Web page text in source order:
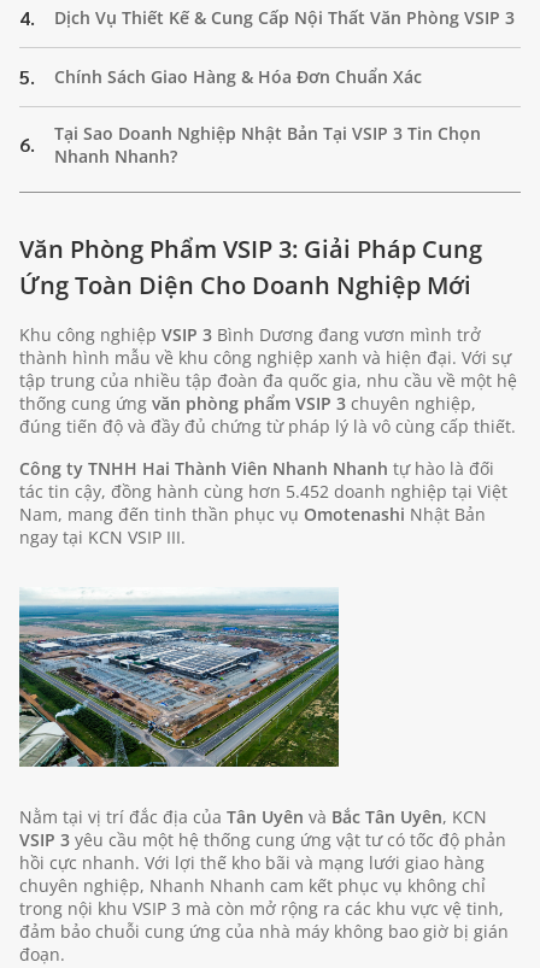
4. Dịch Vụ Thiết Kế & Cung Cấp Nội Thất Văn Phòng VSIP 3
5. Chính Sách Giao Hàng & Hóa Đơn Chuẩn Xác
6.
Tại Sao Doanh Nghiệp Nhật Bản Tại VSIP 3 Tin Chọn
Nhanh Nhanh?
Văn Phòng Phẩm VSIP 3: Giải Pháp Cung
Ứng Toàn Diện Cho Doanh Nghiệp Mới
Khu công nghiệp VSIP 3 Bình Dương đang vươn mình trở
thành hình mẫu về khu công nghiệp xanh và hiện đại. Với sự
tập trung của nhiều tập đoàn đa quốc gia, nhu cầu về một hệ
thống cung ứng văn phòng phẩm VSIP 3 chuyên nghiệp,
đúng tiến độ và đầy đủ chứng từ pháp lý là vô cùng cấp thiết.
Công ty TNHH Hai Thành Viên Nhanh Nhanh tự hào là đối
tác tin cậy, đồng hành cùng hơn 5.452 doanh nghiệp tại Việt
Nam, mang đến tinh thần phục vụ Omotenashi Nhật Bản
ngay tại KCN VSIP III.
Nằm tại vị trí đắc địa của Tân Uyên và Bắc Tân Uyên, KCN
VSIP 3 yêu cầu một hệ thống cung ứng vật tư có tốc độ phản
hồi cực nhanh. Với lợi thế kho bãi và mạng lưới giao hàng
chuyên nghiệp, Nhanh Nhanh cam kết phục vụ không chỉ
trong nội khu VSIP 3 mà còn mở rộng ra các khu vực vệ tinh,
đảm bảo chuỗi cung ứng của nhà máy không bao giờ bị gián
đoạn.